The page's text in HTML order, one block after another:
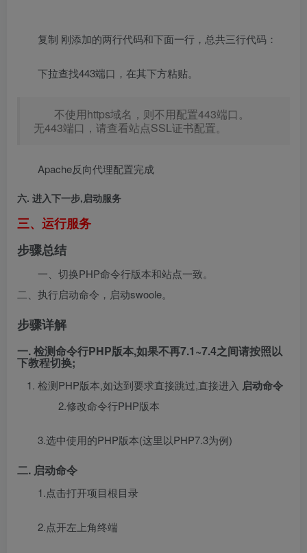
复制 刚添加的两行代码和下面一行，总共三行代码：
下拉查找443端口，在其下方粘贴。
不使用https域名，则不用配置443端口。
无443端口，请查看站点SSL证书配置。
Apache反向代理配置完成
六. 进入下一步,启动服务
三、运行服务
步骤总结
一、切换PHP命令行版本和站点一致。
二、执行启动命令，启动swoole。
步骤详解
一. 检测命令行PHP版本,如果不再7.1~7.4之间请按照以
下教程切换;
检测PHP版本,如达到要求直接跳过,直接进入 启动命令
2.修改命令行PHP版本
3.选中使用的PHP版本(这里以PHP7.3为例)
二. 启动命令
1.点击打开项目根目录
2.点开左上角终端